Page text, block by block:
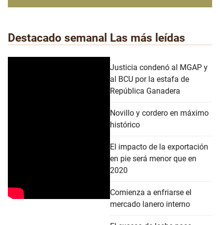
Destacado semanal Las más leídas
Justicia condenó al MGAP y
al BCU por la estafa de
República Ganadera
Novillo y cordero en máximo
histórico
El impacto de la exportación
en pie será menor que en
2020
Comienza a enfriarse el
mercado lanero interno